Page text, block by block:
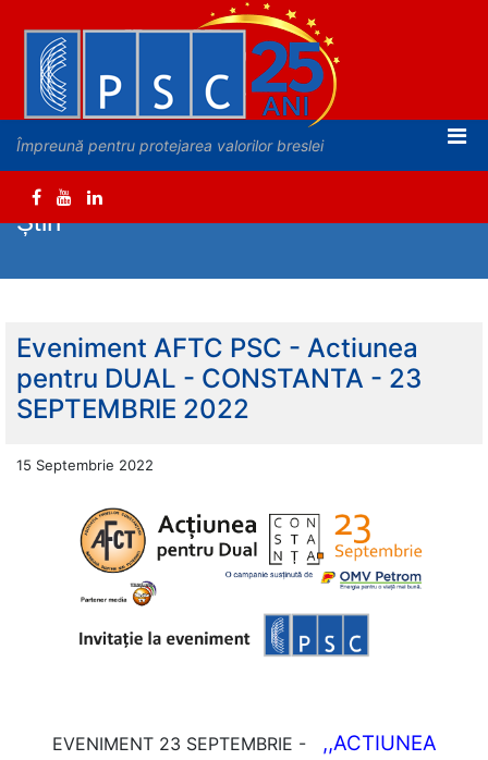
Împreună pentru protejarea valorilor breslei
Știri
Eveniment AFTC PSC - Actiunea
pentru DUAL - CONSTANTA - 23
SEPTEMBRIE 2022
15 Septembrie 2022
EVENIMENT 23 SEPTEMBRIE -
,,ACTIUNEA